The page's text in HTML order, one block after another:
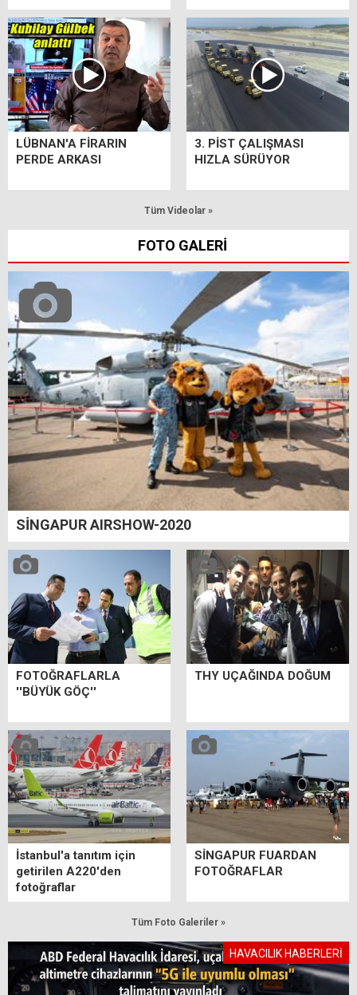
LÜBNAN'A FİRARIN
PERDE ARKASI
3. PİST ÇALIŞMASI
HIZLA SÜRÜYOR
Tüm Videolar »
FOTO GALERİ
SİNGAPUR AIRSHOW-2020
FOTOĞRAFLARLA
''BÜYÜK GÖÇ''
THY UÇAĞINDA DOĞUM
İstanbul'a tanıtım için
getirilen A220'den
fotoğraflar
SİNGAPUR FUARDAN
FOTOĞRAFLAR
Tüm Foto Galeriler »
HAVACILIK HABERLERİ